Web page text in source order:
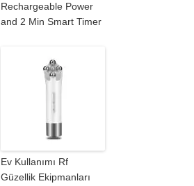
Rechargeable Power
and 2 Min Smart Timer
Ev Kullanımı Rf
Güzellik Ekipmanları